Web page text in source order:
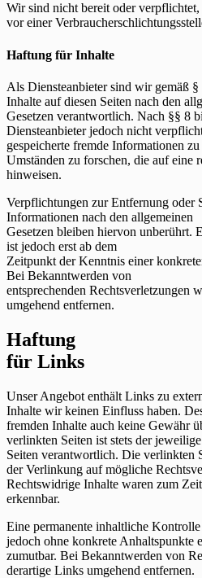
Wir sind nicht bereit oder
vor einer
Haftung für Inhalte
Als Diensteanbieter sind wir gemäß
Inhalte auf diesen Seiten nach den
Gesetzen verantwortlich. Nach §§ 8
Diensteanbieter jedoch nicht
gespeicherte fremde Informationen
Umständen zu forschen, die auf eine
hinweisen.
Verpflichtungen zur Entfernung oder
Informationen nach den allgemeinen
Gesetzen bleiben hiervon unberührt.
ist jedoch erst ab dem
Zeitpunkt der Kenntnis einer
Bei Bekanntwerden von
entsprechenden Rechtsverletzungen
umgehend entfernen.
Haftung
für Links
Unser Angebot enthält Links zu
Inhalte wir keinen Einfluss haben.
fremden Inhalte auch keine Gewähr
verlinkten Seiten ist stets der
Seiten verantwortlich. Die verlinkten
der Verlinkung auf mögliche
Rechtswidrige Inhalte waren zum
erkennbar.
Eine permanente inhaltliche
jedoch ohne konkrete Anhaltspunkte
zumutbar. Bei Bekanntwerden von
derartige Links umgehend entfernen.